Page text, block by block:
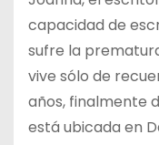
capacidad de
sufre la
vive sólo de
años, finalmente
está ubicada en